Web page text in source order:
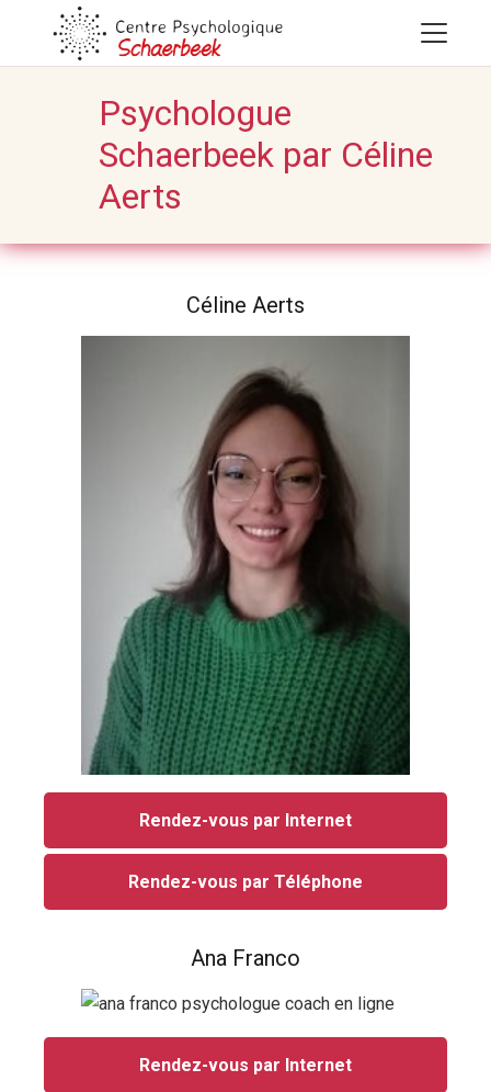
Psychologue
Schaerbeek par Céline
Aerts
Céline Aerts
Rendez-vous par Internet
Rendez-vous par Téléphone
Ana Franco
Rendez-vous par Internet